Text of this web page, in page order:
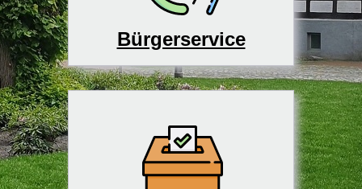
Bürgerservice